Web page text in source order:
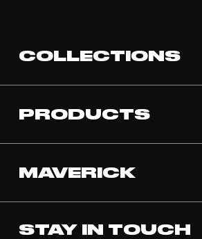
COLLECTIONS
PRODUCTS
MAVERICK
STAY IN TOUCH